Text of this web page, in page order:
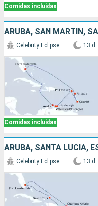
Comidas incluidas
Comidas incluidas
Celebrity Eclipse 13 d
ARUBA, SANTA LUCIA,
Celebrity Eclipse 13 d